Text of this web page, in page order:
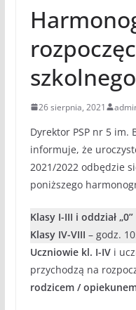
szkolnego
26 sierpnia, 2021
Dyrektor PSP nr 5 im.
informuje, że
2021/2022 odbędzie
poniższego
Klasy I-III i oddział „0”
Klasy IV-VIII – godz.
Uczniowie kl. I-IVi
przychodzą na
rodzicem /